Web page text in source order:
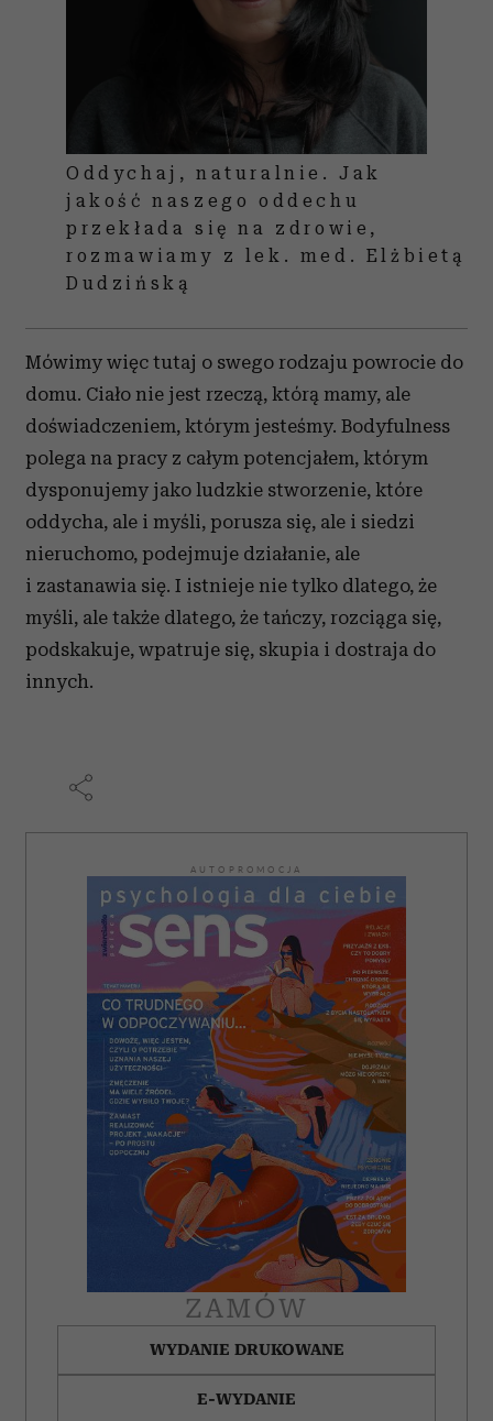
Oddychaj, naturalnie. Jak
jakość naszego oddechu
przekłada się na zdrowie,
rozmawiamy z lek. med. Elżbietą
Dudzińską
Mówimy więc tutaj o swego rodzaju powrocie do
domu. Ciało nie jest rzeczą, którą mamy, ale
doświadczeniem, którym jesteśmy. Bodyfulness
polega na pracy z całym potencjałem, którym
dysponujemy jako ludzkie stworzenie, które
oddycha, ale i myśli, porusza się, ale i siedzi
nieruchomo, podejmuje działanie, ale
i zastanawia się. I istnieje nie tylko dlatego, że
myśli, ale także dlatego, że tańczy, rozciąga się,
podskakuje, wpatruje się, skupia i dostraja do
innych.
AUTOPROMOCJA
ZAMÓW
WYDANIE DRUKOWANE
E-WYDANIE